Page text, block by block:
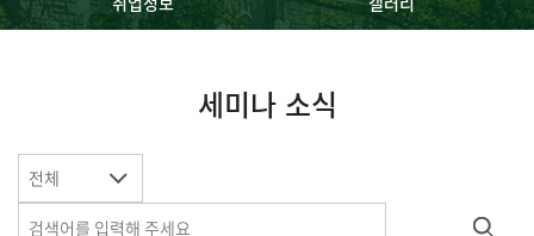
세미나 소식
전체